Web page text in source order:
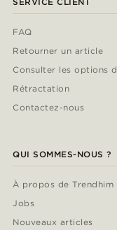
FAQ
Retourner un article
Consulter les options
Rétractation
Contactez-nous
QUI SOMMES-NOUS ?
À propos de Trendhim
Jobs
Nouveaux articles